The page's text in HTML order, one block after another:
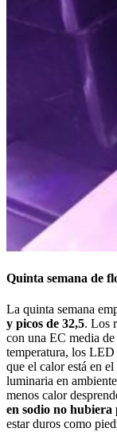
Quinta semana de
La quinta semana
y picos de 32,5. Los
con una EC media
temperatura, los LED
que el calor está en
luminaria en
menos calor
en sodio no
estar duros como